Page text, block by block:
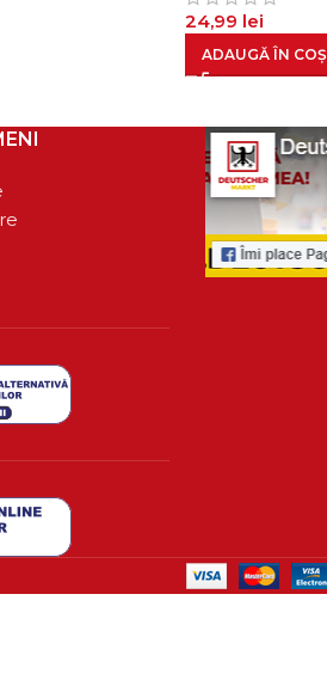
24,99 lei
ADAUGĂ ÎN COȘ